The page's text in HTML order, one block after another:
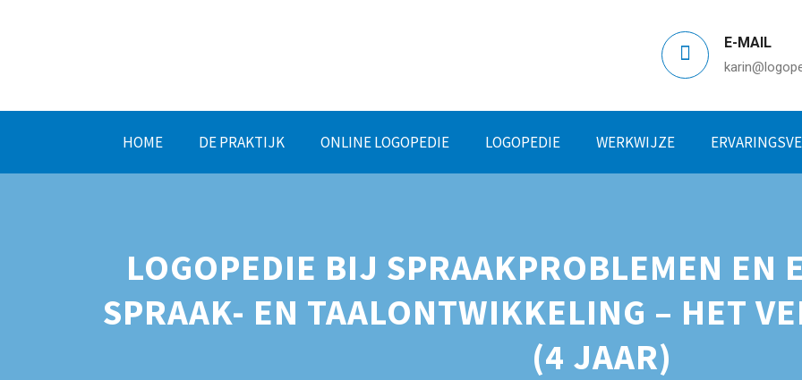
E-MAIL
HOME DE PRAKTIJK ONLINE LOGOPEDIE LOGOPEDIE WERKWIJZE
LOGOPEDIE BIJ SPRAAKPROBLEMEN EN
SPRAAK- EN TAALONTWIKKELING – HET
(4 JAAR)